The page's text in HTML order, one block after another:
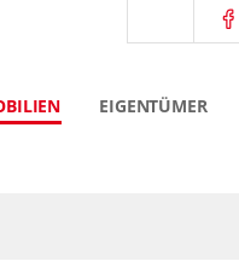
EIGENTÜMER